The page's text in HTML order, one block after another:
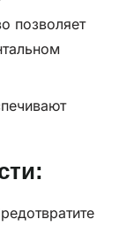
позволяет